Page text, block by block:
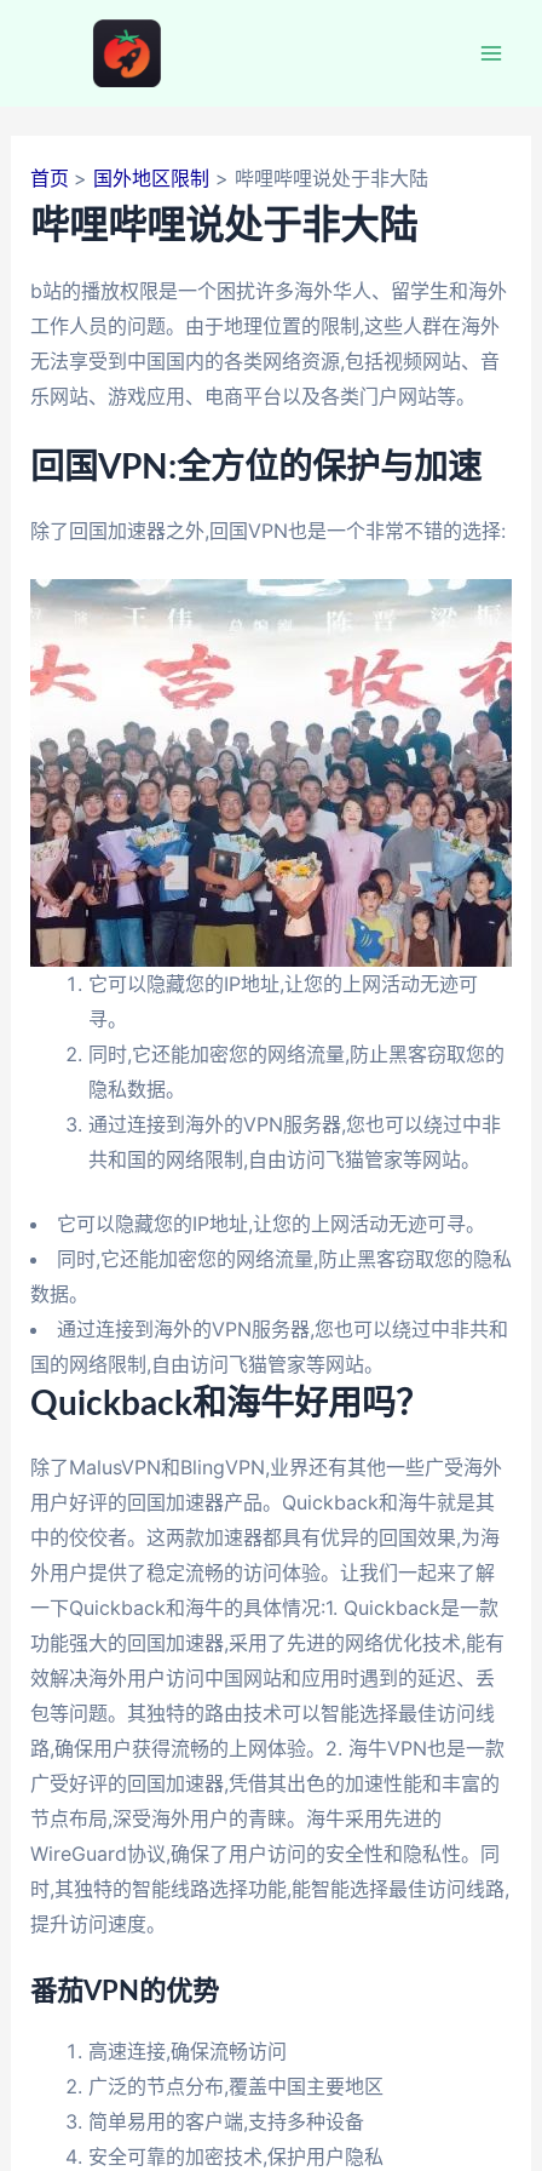
首页 国外地区限制 哔哩哔哩说处于非大陆
哔哩哔哩说处于非大陆
b站的播放权限是一个困扰许多海外华人、留学生和海外
工作人员的问题。由于地理位置的限制,这些人群在海外
无法享受到中国国内的各类网络资源,包括视频网站、音
乐网站、游戏应用、电商平台以及各类门户网站等。
回国VPN:全方位的保护与加速
除了回国加速器之外,回国VPN也是一个非常不错的选择:
它可以隐藏您的IP地址,让您的上网活动无迹可
寻。
同时,它还能加密您的网络流量,防止黑客窃取您的
隐私数据。
通过连接到海外的VPN服务器,您也可以绕过中非
共和国的网络限制,自由访问飞猫管家等网站。
它可以隐藏您的IP地址,让您的上网活动无迹可寻。
同时,它还能加密您的网络流量,防止黑客窃取您的隐私
数据。
通过连接到海外的VPN服务器,您也可以绕过中非共和
国的网络限制,自由访问飞猫管家等网站。
Quickback和海牛好用吗？
除了MalusVPN和BlingVPN,业界还有其他一些广受海外
用户好评的回国加速器产品。Quickback和海牛就是其
中的佼佼者。这两款加速器都具有优异的回国效果,为海
外用户提供了稳定流畅的访问体验。让我们一起来了解
一下Quickback和海牛的具体情况:1. Quickback是一款
功能强大的回国加速器,采用了先进的网络优化技术,能有
效解决海外用户访问中国网站和应用时遇到的延迟、丢
包等问题。其独特的路由技术可以智能选择最佳访问线
路,确保用户获得流畅的上网体验。2. 海牛VPN也是一款
广受好评的回国加速器,凭借其出色的加速性能和丰富的
节点布局,深受海外用户的青睐。海牛采用先进的
WireGuard协议,确保了用户访问的安全性和隐私性。同
时,其独特的智能线路选择功能,能智能选择最佳访问线路,
提升访问速度。
番茄VPN的优势
高速连接,确保流畅访问
广泛的节点分布,覆盖中国主要地区
简单易用的客户端,支持多种设备
安全可靠的加密技术,保护用户隐私